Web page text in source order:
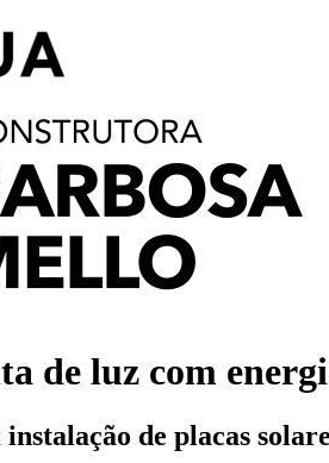
de luz com
de placas